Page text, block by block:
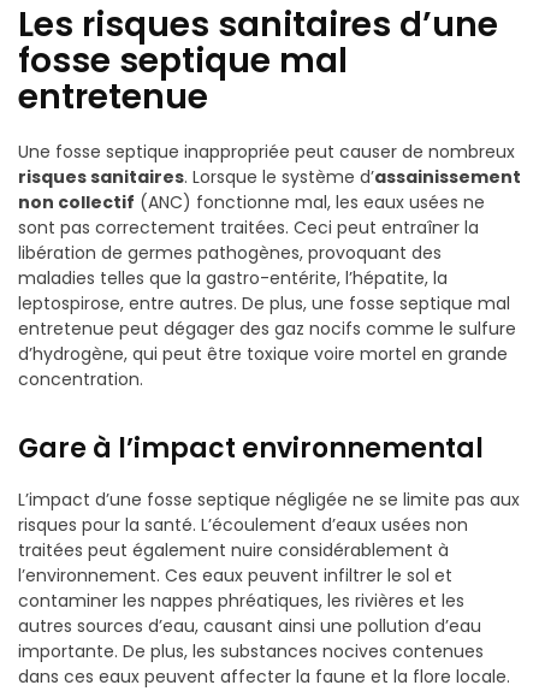
Les risques sanitaires d’une
fosse septique mal
entretenue
Une fosse septique inappropriée peut causer de nombreux
risques sanitaires. Lorsque le système d’assainissement
non collectif (ANC) fonctionne mal, les eaux usées ne
sont pas correctement traitées. Ceci peut entraîner la
libération de germes pathogènes, provoquant des
maladies telles que la gastro-entérite, l’hépatite, la
leptospirose, entre autres. De plus, une fosse septique mal
entretenue peut dégager des gaz nocifs comme le sulfure
d’hydrogène, qui peut être toxique voire mortel en grande
concentration.
Gare à l’impact environnemental
L’impact d’une fosse septique négligée ne se limite pas aux
risques pour la santé. L’écoulement d’eaux usées non
traitées peut également nuire considérablement à
l’environnement. Ces eaux peuvent infiltrer le sol et
contaminer les nappes phréatiques, les rivières et les
autres sources d’eau, causant ainsi une pollution d’eau
importante. De plus, les substances nocives contenues
dans ces eaux peuvent affecter la faune et la flore locale.